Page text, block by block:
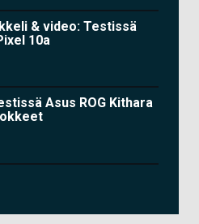
& video: Testissä
10a
Asus ROG Kithara